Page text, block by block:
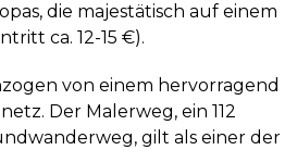
die majestätisch auf einem
ca. 12-15 €).
von einem hervorragend
Der Malerweg, ein 112
gilt als einer der